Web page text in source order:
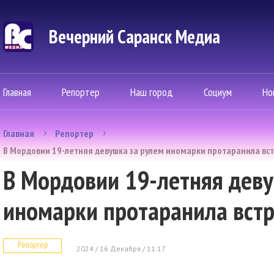
Вечерний Саранск Mедиа
Главная Репортер Наш город Социум
Главная
Репортер
В Мордовии 19-летняя девушка за рулем иномарки протаранила
В Мордовии 19-летняя
иномарки протаранила
Репортер 2024 / 16 Декабря / 11:17